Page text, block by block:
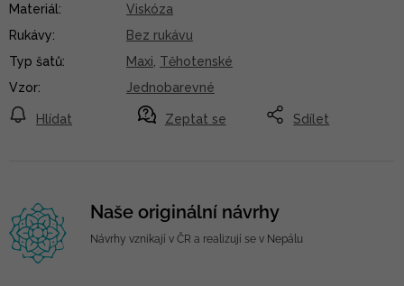
Zeptat se
Hlídat Sdílet
Materiál:
Viskóza
Rukávy:
Bez rukávu
Typ šatů: Maxi Těhotenské
Vzor: Jednobarevné
Naše originální návrhy
Návrhy vznikají v ČR a realizují se v Nepálu